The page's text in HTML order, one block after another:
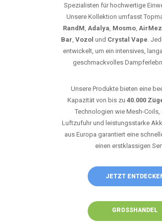
Spezialisten für hochwertige
Unsere Kollektion umfasst
RandM, Adalya, Mosmo, AirMez
Bar, Vozol und Crystal Vape.
entwickelt, um ein intensives,
geschmackvolles
Unsere Produkte bieten eine
Kapazität von bis zu 40.000
Technologien wie Mesh-
Luftzufuhr und leistungsstarke
aus Europa garantiert eine
einen erstklassigen
JETZT
GROSSHANDEL